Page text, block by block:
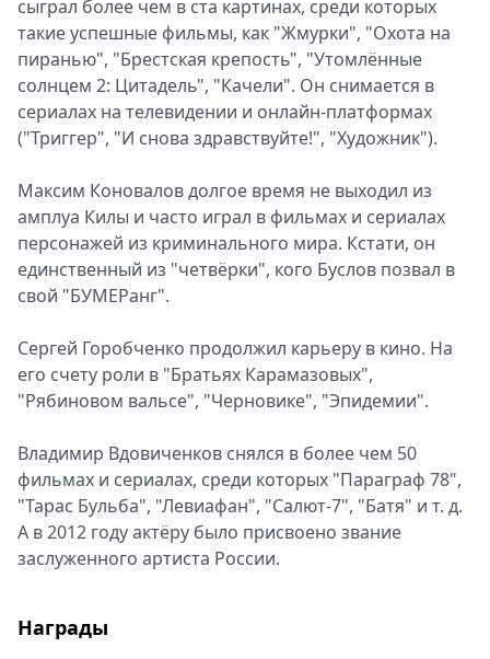
сыграл более чем в ста картинах, среди которых
такие успешные фильмы, как "Жмурки", "Охота на
пиранью", "Брестская крепость", "Утомлённые
солнцем 2: Цитадель", "Качели". Он снимается в
сериалах на телевидении и онлайн-платформах
("Триггер", "И снова здравствуйте!", "Художник").
Максим Коновалов долгое время не выходил из
амплуа Килы и часто играл в фильмах и сериалах
персонажей из криминального мира. Кстати, он
единственный из "четвёрки", кого Буслов позвал в
свой "БУМЕРанг".
Сергей Горобченко продолжил карьеру в кино. На
его счету роли в "Братьях Карамазовых",
"Рябиновом вальсе", "Черновике", "Эпидемии".
Владимир Вдовиченков снялся в более чем 50
фильмах и сериалах, среди которых "Параграф 78",
"Тарас Бульба", "Левиафан", "Салют-7", "Батя" и т. д.
А в 2012 году актёру было присвоено звание
заслуженного артиста России.
Награды